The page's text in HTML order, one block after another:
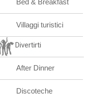
Bed & Breakfast
Villaggi turistici
Divertirti
After Dinner
Discoteche